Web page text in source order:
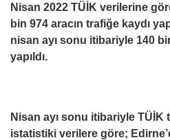
Nisan 2022 TÜİK verilerine
bin 974 aracın trafiğe kaydı
nisan ayı sonu itibariyle 140
yapıldı.
Nisan ayı sonu itibariyle TÜİK
istatistiki verilere göre;